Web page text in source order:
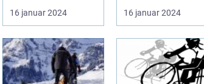
de mest ikoniske
begivenheder ...
16 januar 2024
tiltrækker sports- og
fritidsentus...
16 januar 2024